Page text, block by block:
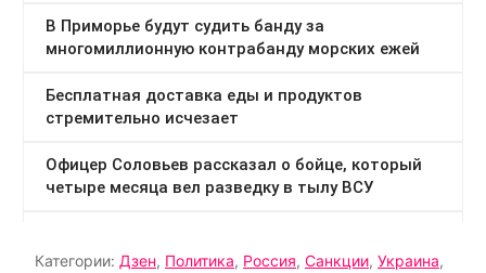
Категории: Дзен, Политика, Россия, Санкции, Украина,